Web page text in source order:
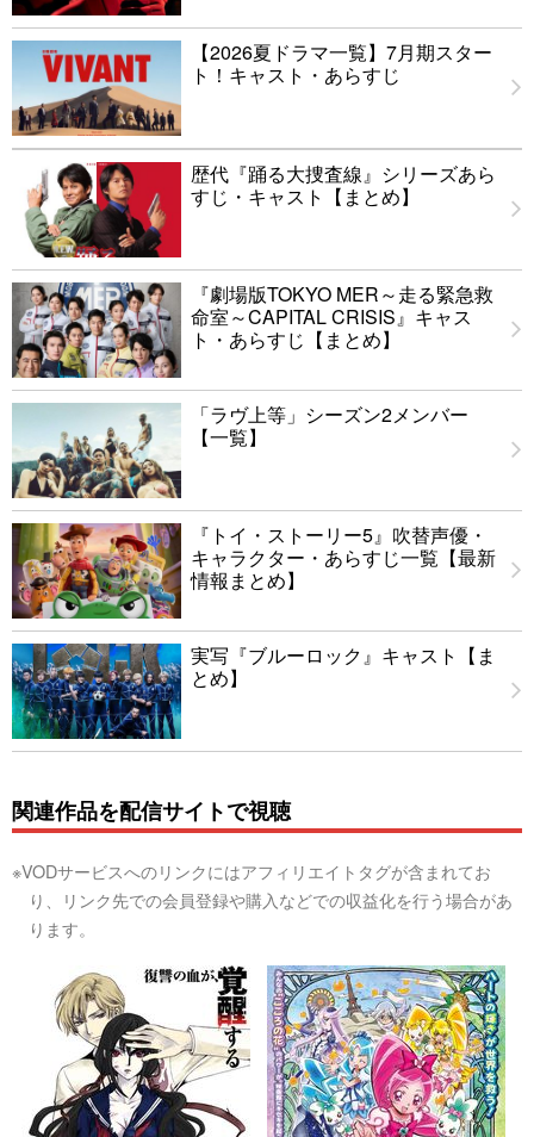
【2026夏ドラマ一覧】7月期スター
ト！キャスト・あらすじ
歴代『踊る大捜査線』シリーズあら
すじ・キャスト【まとめ】
『劇場版TOKYO MER～走る緊急救
命室～CAPITAL CRISIS』キャス
ト・あらすじ【まとめ】
「ラヴ上等」シーズン2メンバー
【一覧】
『トイ・ストーリー5』吹替声優・
キャラクター・あらすじ一覧【最新
情報まとめ】
実写『ブルーロック』キャスト【ま
とめ】
関連作品を配信サイトで視聴
※VODサービスへのリンクにはアフィリエイトタグが含まれてお
り、リンク先での会員登録や購入などでの収益化を行う場合があ
ります。